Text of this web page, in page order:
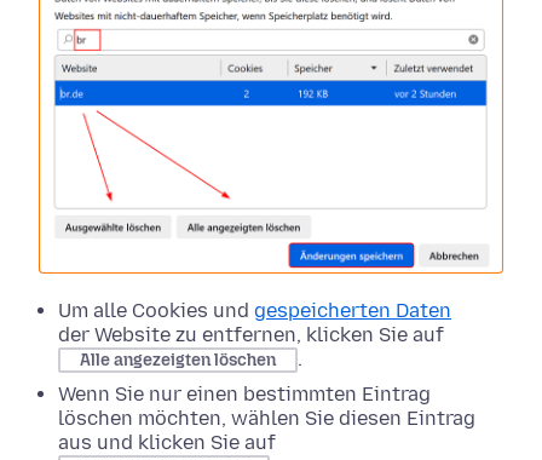
Um alle Cookies und gespeicherten Daten
der Website zu entfernen, klicken Sie auf
Alle angezeigten löschen
.
Wenn Sie nur einen bestimmten Eintrag
löschen möchten, wählen Sie diesen Eintrag
aus und klicken Sie auf